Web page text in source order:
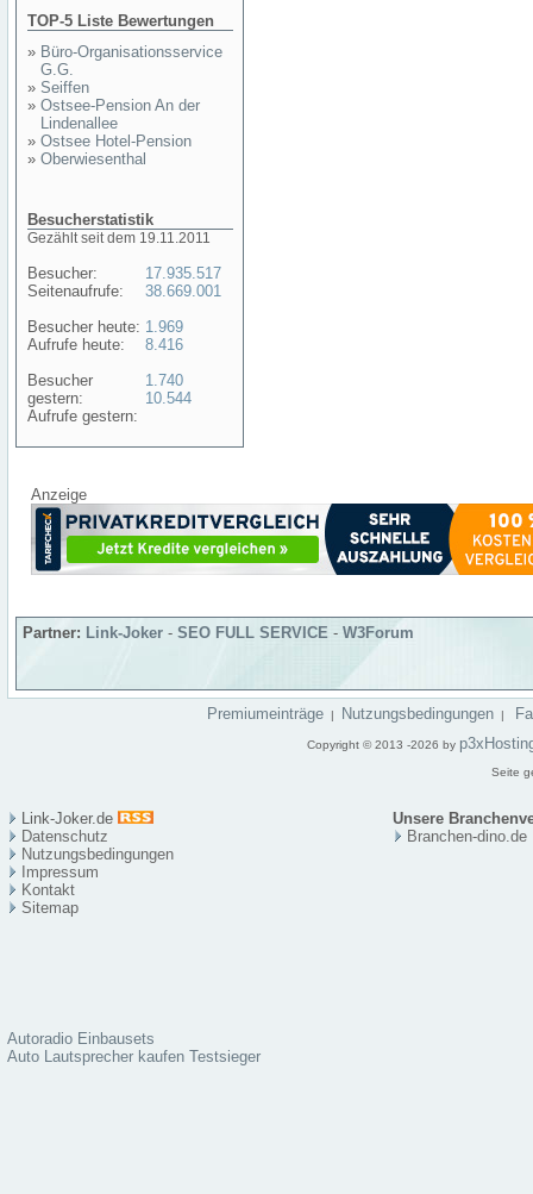
TOP-5 Liste Bewertungen
» Büro-Organisationsservice
G.G.
» Seiffen
» Ostsee-Pension An der
Lindenallee
» Ostsee Hotel-Pension
» Oberwiesenthal
Besucherstatistik
Gezählt seit dem 19.11.2011
Besucher:
Seitenaufrufe:
Besucher heute:
Aufrufe heute:
Besucher
gestern:
Aufrufe gestern:
17.935.517
38.669.001
1.969
8.416
1.740
10.544
Anzeige
Partner: Link-Joker - SEO FULL SERVICE - W3Forum
Premiumeinträge | Nutzungsbedingungen |
Copyright © 2013 -2026 by
Seite
Link-Joker.de
Unsere
Datenschutz
Nutzungsbedingungen
Impressum
Kontakt
Sitemap
Branchen-dino.de
Autoradio Einbausets
Auto Lautsprecher kaufen Testsieger